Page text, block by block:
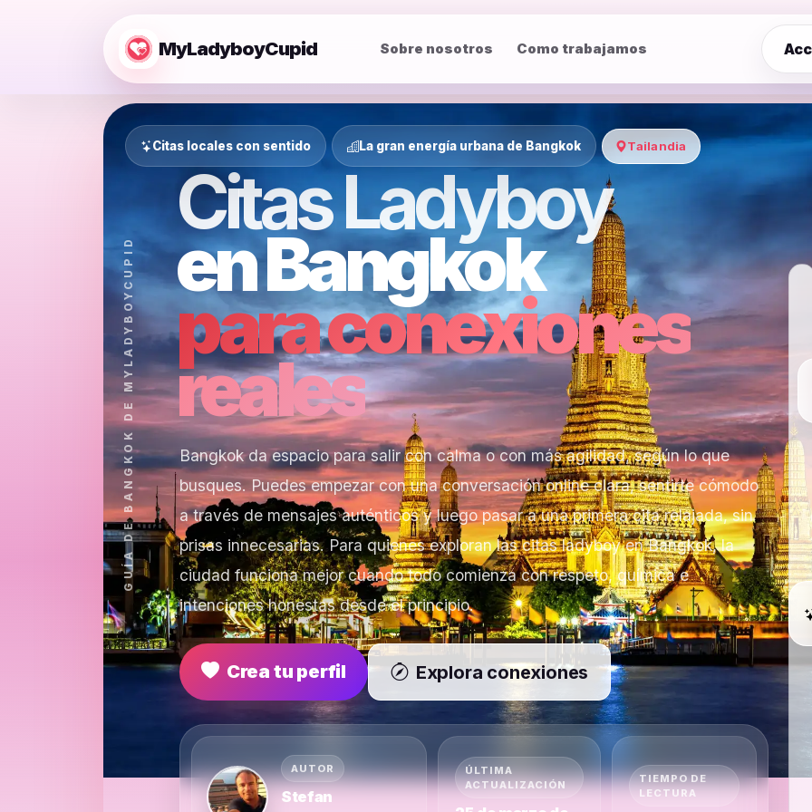
MyLadyboyCupid Sobre nosotros Como trabajamos
Citas locales con sentido La gran energía urbana de Bangkok Tailandia
GUÍA DE BANGKOK DE MYLADYBOYCUPID
Citas Ladyboy
en Bangkok
para conexiones
reales
Bangkok da espacio para salir con calma o con más agilidad, según lo que
busques. Puedes empezar con una conversación online clara, sentirte cómodo
a través de mensajes auténticos y luego pasar a una primera cita relajada, sin
prisas innecesarias. Para quienes exploran las citas ladyboy en Bangkok, la
ciudad funciona mejor cuando todo comienza con respeto, química e
intenciones honestas desde el principio.
Crea tu perfil Explora conexiones
AUTOR
Stefan
ÚLTIMA
ACTUALIZACIÓN
TIEMPO DE
LECTURA